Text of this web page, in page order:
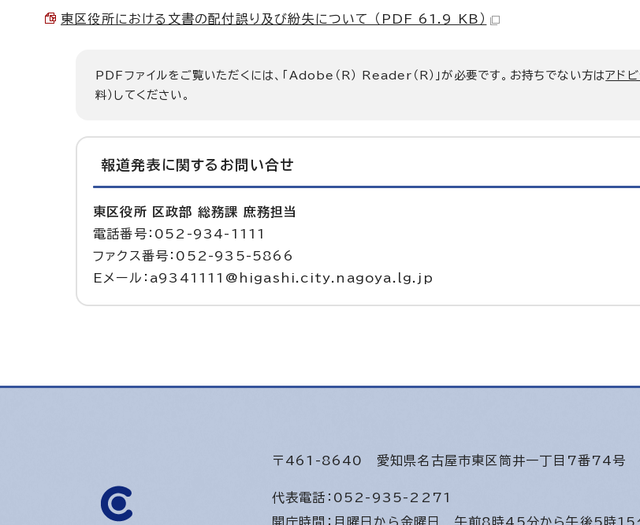
東区役所における文書の配付誤り及び紛失について （PDF 61.9 KB）
PDFファイルをご覧いただくには、「Adobe（R） Reader（R）」が必要です。お持ちでない方はアド
料）してください。
報道発表に関するお問い合せ
東区役所 区政部 総務課 庶務担当
電話番号：052-934-1111
ファクス番号：052-935-5866
Eメール：a9341111@higashi.city.nagoya.lg.jp
〒461-8640 愛知県名古屋市東区筒井一丁目7番74号
代表電話： 052-935-2271
開庁時間： 月曜日から金曜日 午前8時45分から午後5時15